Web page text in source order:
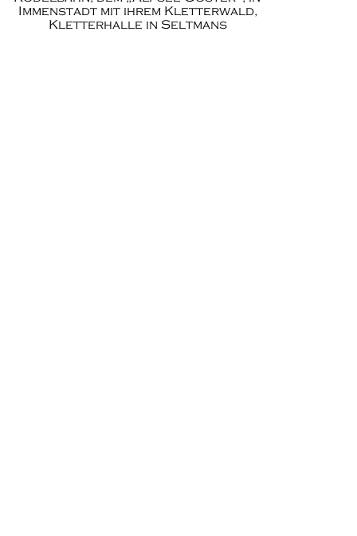
Immenstadt mit ihrem Kletterwald,
Kletterhalle in Seltmans